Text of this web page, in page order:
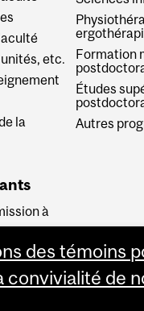
etc.
la
Formation
Études
Autres
à
des témoins
convivialité de